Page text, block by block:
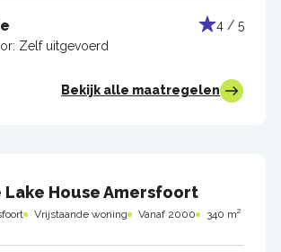
4 / 5
Zelf uitgevoerd
Bekijk alle maatregelen
Lake House Amersfoort
Vrijstaande woning Vanaf 2000 340 m²